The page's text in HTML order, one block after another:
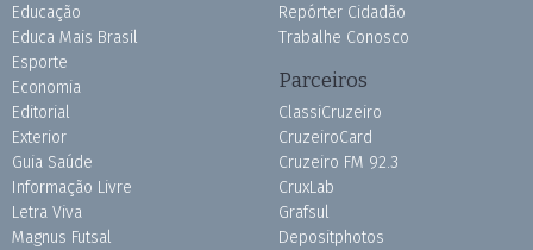
Educação
Educa Mais Brasil
Esporte
Economia
Editorial
Exterior
Guia Saúde
Informação Livre
Letra Viva
Magnus Futsal
Repórter Cidadão
Trabalhe Conosco
Parceiros
ClassiCruzeiro
CruzeiroCard
Cruzeiro FM 92.3
CruxLab
Grafsul
Depositphotos